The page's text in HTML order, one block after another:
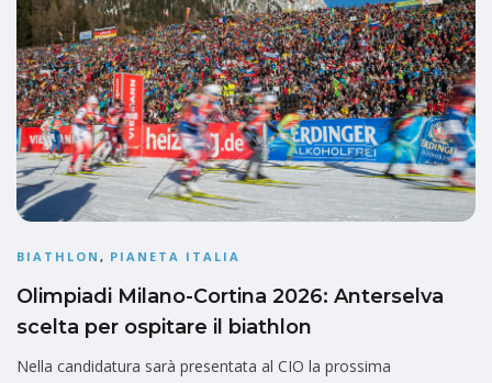
BIATHLON , PIANETA ITALIA
Olimpiadi Milano-Cortina 2026: Anterselva
scelta per ospitare il biathlon
Nella candidatura sarà presentata al CIO la prossima